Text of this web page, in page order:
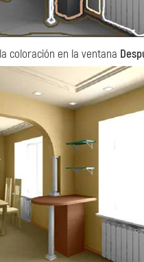
coloración en la ventana